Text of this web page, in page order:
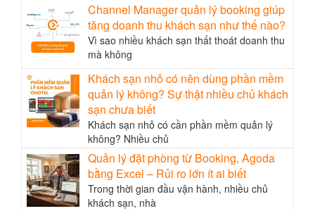
Channel Manager quản lý booking giúp
tăng doanh thu khách sạn như thế nào?
Vì sao nhiều khách sạn thất thoát doanh thu
mà không
Khách sạn nhỏ có nên dùng phần mềm
quản lý không? Sự thật nhiều chủ khách
sạn chưa biết
Khách sạn nhỏ có cần phần mềm quản lý
không? Nhiều chủ
Quản lý đặt phòng từ Booking, Agoda
bằng Excel – Rủi ro lớn ít ai biết
Trong thời gian đầu vận hành, nhiều chủ
khách sạn, nhà